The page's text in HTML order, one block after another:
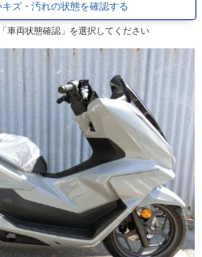
ズ・汚れの状態を確認する
車両状態確認」を選択してください